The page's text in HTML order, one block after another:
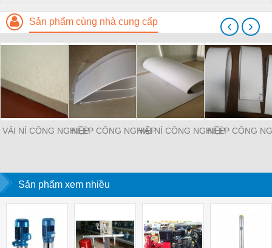
Sản phẩm cùng nhà cung cấp
VẢI NỈ CÔNG NGHIỆPNỈ ÉP CÔNG NGHIỆPVẢI NỈ CÔNG NGHIỆPNỈ ÉP CÔNG
‹ ›
Sản phẩm xem nhiều